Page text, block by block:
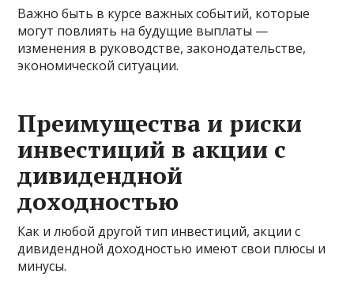
Важно быть в курсе важных событий, которые
могут повлиять на будущие выплаты —
изменения в руководстве, законодательстве,
экономической ситуации.
Преимущества и риски
инвестиций в акции с
дивидендной
доходностью
Как и любой другой тип инвестиций, акции с
дивидендной доходностью имеют свои плюсы и
минусы.